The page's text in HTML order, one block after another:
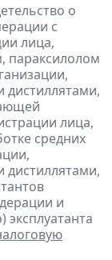
о
с
лица,
параксилолом
лица,
средних
и